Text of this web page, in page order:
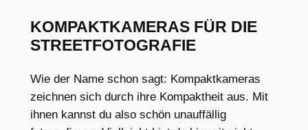
KOMPAKTKAMERAS FÜR DIE
STREETFOTOGRAFIE
Wie der Name schon sagt: Kompaktkameras
zeichnen sich durch ihre Kompaktheit aus. Mit
ihnen kannst du also schön unauffällig